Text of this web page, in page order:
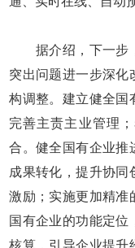
据介绍，下一步，
突出问题进一步深化
构调整。建立健全国
完善主责主业管理
合。健全国有企业推
成果转化，提升协同
激励；实施更加精准
国有企业的功能定位
核算，引导企业提升